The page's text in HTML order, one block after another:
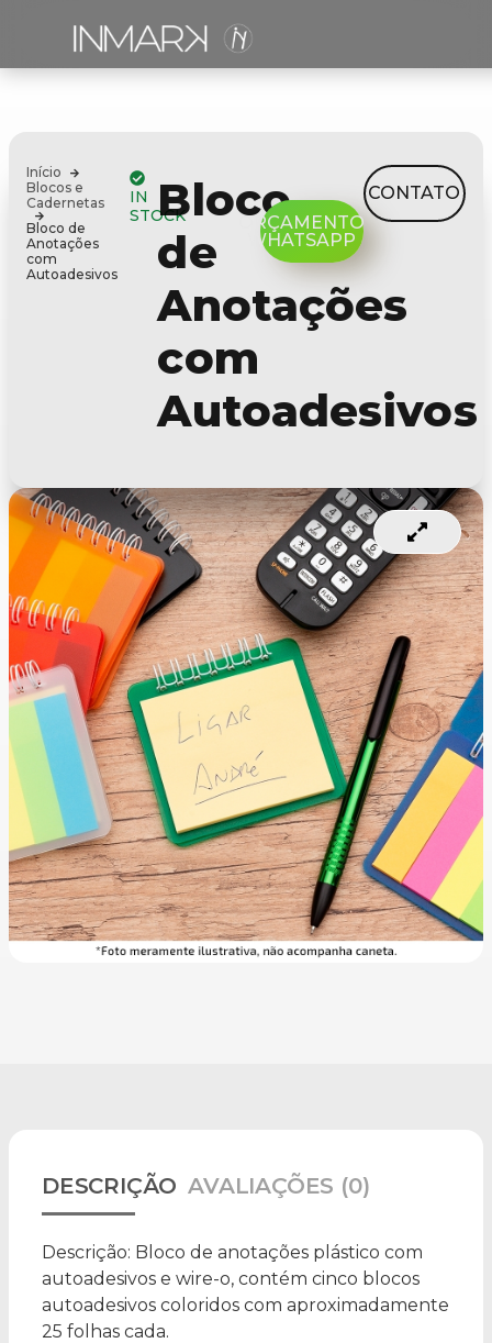
Início
Blocos e
Cadernetas
Bloco de
Anotações
com
Autoadesivos
IN
STOCKBloco
de
Anotações
com
Autoadesivos
ORÇAMENTO
WHATSAPP
CONTATO
DESCRIÇÃO AVALIAÇÕES (0)
Descrição: Bloco de anotações plástico com
autoadesivos e wire-o, contém cinco blocos
autoadesivos coloridos com aproximadamente
25 folhas cada.